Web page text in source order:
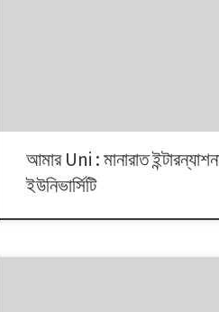
আমার Uni : মানারাত
ইউনিভার্সিটি